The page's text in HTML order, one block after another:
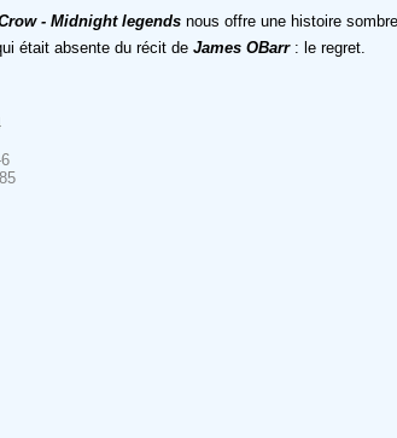
- Midnight legends nous offre une histoire
était absente du récit de James OBarr: le regret.